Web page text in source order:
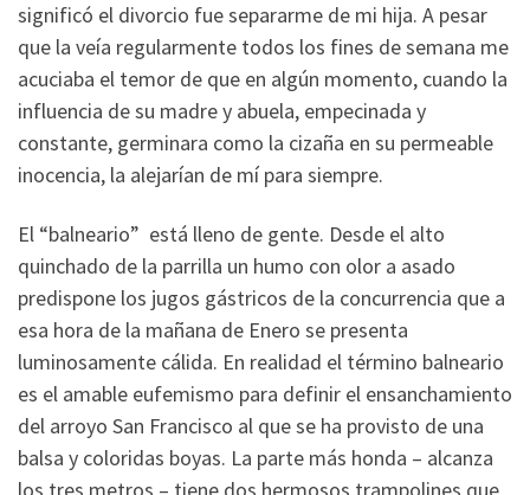
significó el divorcio fue separarme de mi hija. A pesar
que la veía regularmente todos los fines de semana me
acuciaba el temor de que en algún momento, cuando la
influencia de su madre y abuela, empecinada y
constante, germinara como la cizaña en su permeable
inocencia, la alejarían de mí para siempre.
El “balneario” está lleno de gente. Desde el alto
quinchado de la parrilla un humo con olor a asado
predispone los jugos gástricos de la concurrencia que a
esa hora de la mañana de Enero se presenta
luminosamente cálida. En realidad el término balneario
es el amable eufemismo para definir el ensanchamiento
del arroyo San Francisco al que se ha provisto de una
balsa y coloridas boyas. La parte más honda – alcanza
los tres metros – tiene dos hermosos trampolines que